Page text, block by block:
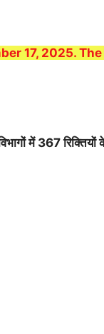
17, 2025.
में 367 रिक्तियों